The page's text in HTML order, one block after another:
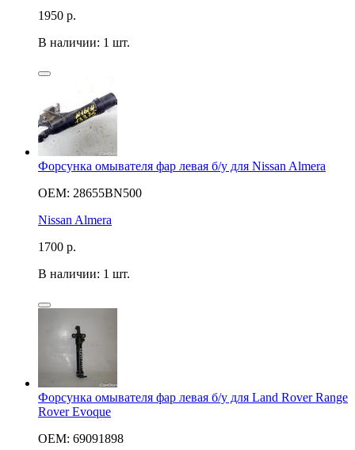
1950 р.
В наличии: 1 шт.
Форсунка омывателя фар левая б/у для Nissan Almera
OEM: 28655BN500
Nissan Almera
1700 р.
В наличии: 1 шт.
Форсунка омывателя фар левая б/у для Land Rover Range
Rover Evoque
OEM: 69091898